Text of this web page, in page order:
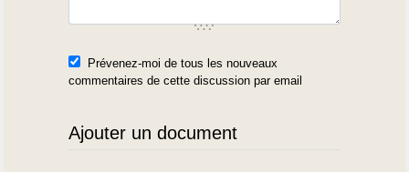
Prévenez-moi de tous les nouveaux
commentaires de cette discussion par email
Ajouter un document